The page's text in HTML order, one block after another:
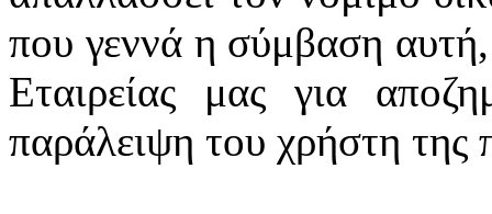
που γεννά η σύμβαση
Εταιρείας μας για
παράλειψη του χρήστη της